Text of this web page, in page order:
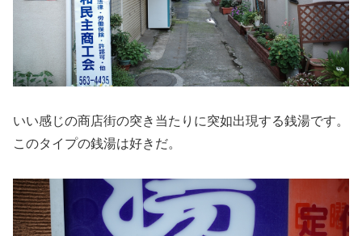
いい感じの商店街の突き当たりに突如出現する銭湯です。
このタイプの銭湯は好きだ。